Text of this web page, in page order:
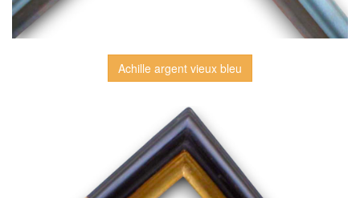
Achille argent vieux bleu